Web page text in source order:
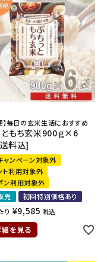
】毎日の玄米生活におすすめ
ともち玄米900ｇ×6
料込]
ャンペーン対象外
ト利用対象外
ン利用対象外
売
初回特別価格あり
り ¥9,585 税込
細を見る